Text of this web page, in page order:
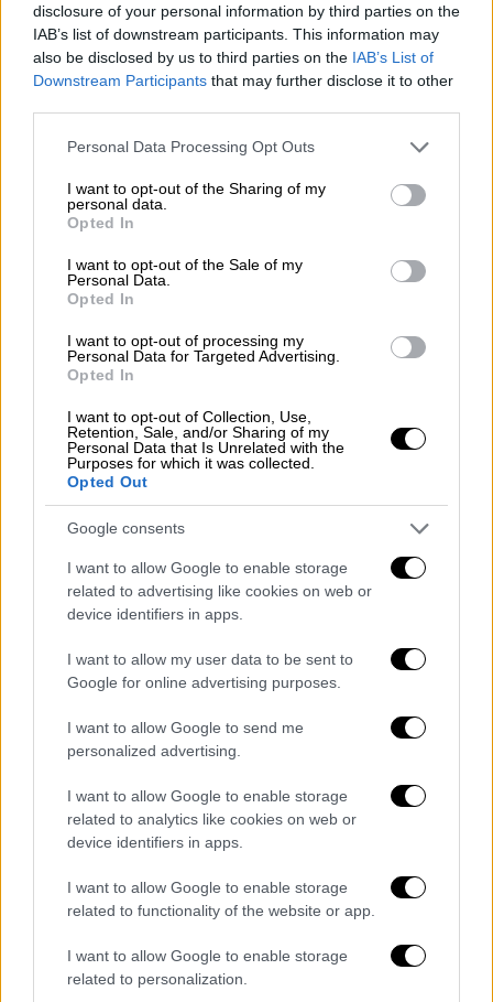
disclosure of your personal information by third parties on the
IAB’s list of downstream participants. This information may
also be disclosed by us to third parties on the IAB’s List of
Downstream Participants that may further disclose it to other
Please note that this website/app uses one or more Google
not limited to your visit or usage behaviour. You may click to
grant or deny consent to Google and its third-party tags to
use your data for below specified purposes in below Google
consent section.
Personal Data Processing Opt Outs
I want to opt-out of the Sharing of my
personal data.
Opted In
I want to opt-out of the Sale of my
Personal Data.
Opted In
I want to opt-out of processing my
Personal Data for Targeted Advertising.
Opted In
I want to opt-out of Collection, Use,
Retention, Sale, and/or Sharing of my
Personal Data that Is Unrelated with the
Purposes for which it was collected.
Opted Out
Google consents
I want to allow Google to enable storage
related to advertising like cookies on web or
device identifiers in apps.
I want to allow my user data to be sent to
Google for online advertising purposes.
I want to allow Google to send me
personalized advertising.
I want to allow Google to enable storage
related to analytics like cookies on web or
device identifiers in apps.
I want to allow Google to enable storage
related to functionality of the website or app.
I want to allow Google to enable storage
related to personalization.
Ελλάδα|26.11.2025 21:52
Σαρωτικό πέρασμα της κακοκαιρίας
Adel: Απανωτά «112» σε
Αιτωλοακαρνανία και Κέρκυρα
Κάτω από άγνωστες συνθήκες, το
όχημα
εισέβαλε στο κατάστημα σπάζοντας την
τζαμαρίακαι προκαλώντας ζημιές στο
εσωτερικό του.
video
Εκείνη την ώρα το μαγαζί ήταν κλειστό και
δεν υπήρξαν θύματα, ωστόσο προκλήθηκαν
στην επιχείρηση μεγάλες ζημιές. Στο σημείο
παρέλαβε την οδηγό και την μετέφερε στο
νοσοκομείογια τις πρώτες βοήθειες.
διαγράφονται